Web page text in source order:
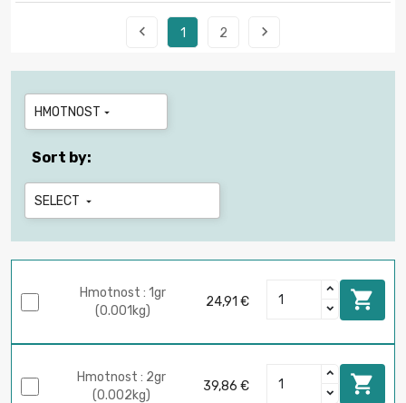
 1 2 
HMOTNOST 
Sort by:
SELECT 
Hmotnost : 1gr
(0.001kg)
24,91 € 
Hmotnost : 2gr
(0.002kg)
39,86 € 